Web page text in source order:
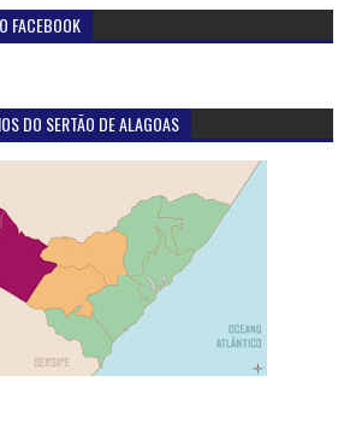
FACEBOOK
DO SERTÃO DE ALAGOAS